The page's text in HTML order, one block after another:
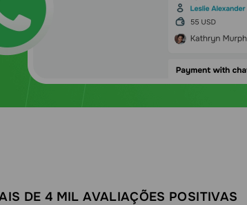
DE 4 MIL AVALIAÇÕES POSITIVAS